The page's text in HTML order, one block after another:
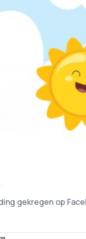
gekregen op